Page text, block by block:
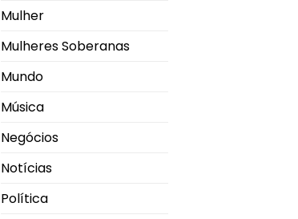
Mulher
Mulheres Soberanas
Mundo
Música
Negócios
Notícias
Política